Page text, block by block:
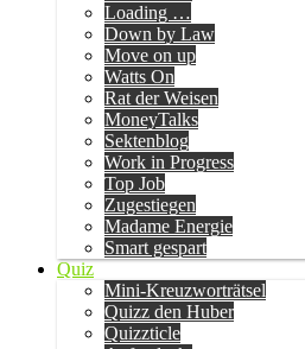
Loading …
Down by Law
Move on up
Watts On
Rat der Weisen
MoneyTalks
Sektenblog
Work in Progress
Top Job
Zugestiegen
Madame Energie
Smart gespart
Quiz
Mini-Kreuzworträtsel
Quizz den Huber
Quizzticle